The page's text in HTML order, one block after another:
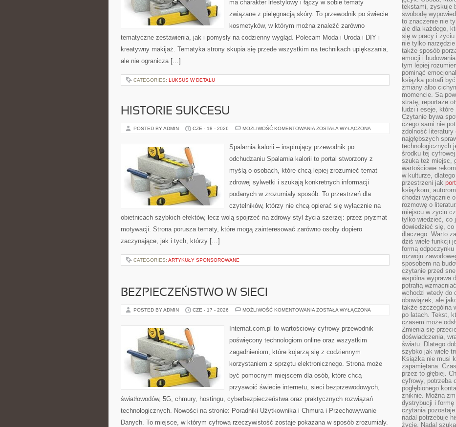
ma charakter lifestylowy i łączy w sobie tematy
związane z pielęgnacją skóry. To przewodnik po świecie
kosmetyków, w którym można znaleźć zarówno
tematyczne zestawienia, jak i pomysły na codzienny wygląd. Polecam Moda i Uroda i DIY i
kreatywny makijaż. Tematyka strony skupia się przede wszystkim na technikach upiększania,
ale nie ogranicza […]
CATEGORIES: LUKSUS W DETALU
HISTORIE SUKCESU
POSTED BY ADMIN CZE - 18 - 2026 MOŻLIWOŚĆ KOMENTOWANIA HISTORIE
ZOSTAŁA WYŁĄCZONA
Spalarnia kalorii – inspirujący przewodnik po
odchudzaniu Spalarnia kalorii to portal stworzony z
myślą o osobach, które chcą lepiej zrozumieć temat
zdrowej sylwetki i szukają konkretnych informacji
podanych w zrozumiały sposób. To przestrzeń dla
czytelników, którzy nie chcą opierać się wyłącznie na
obietnicach szybkich efektów, lecz wolą spojrzeć na zdrowy styl życia szerzej: przez pryzmat
motywacji. Strona porusza tematy, które mogą zainteresować zarówno osoby dopiero
zaczynające, jak i tych, którzy […]
CATEGORIES: ARTYKUŁY SPONSOROWANE
BEZPIECZEŃSTWO W SIECI
POSTED BY ADMIN CZE - 17 - 2026 MOŻLIWOŚĆ KOMENTOWANIA BEZPIECZEŃSTWO
ZOSTAŁA WYŁĄCZONA
Internat.com.pl to wartościowy cyfrowy przewodnik
poświęcony technologiom online oraz wszystkim
zagadnieniom, które kojarzą się z codziennym
korzystaniem z sprzętu elektronicznego. Strona może
być pomocnym miejscem dla osób, które chcą
przyswoić świecie internetu, sieci bezprzewodowych,
światłowodów, 5G, chmury, hostingu, cyberbezpieczeństwa oraz praktycznych rozwiązań
technologicznych. Nowości na stronie: Poradniki Użytkownika i Chmura i Przechowywanie
Danych. To miejsce, w którym cyfrowa rzeczywistość zostaje pokazana w sposób zrozumiały.
tekstami, zyskuje
swobodę
to znaczenie nie
ale dla każdego,
się w pracy i
nie tylko
także sposób
emocji i
tym lepiej
pominąć
książka potrafi
zmiany albo
momencie. Są
stratę, reportaże
ludzi i eseje,
Czytanie bywa
czego sami nie
zdolność literatury
najgłębszych
technologicznych
środku tej
szuka też miejsc,
wartościowe
w kulturze,
przestrzeni jak
książkom,
chodzi wyłącznie
rozmowę o
miejscu w życiu
tylko wiedzieć, co
dowiedzieć się, co
dlaczego. Warto
dziś wiele funkcji
formą
rozwoju
sposobem na
czytanie przed
wspólna wyprawa
potrafią
wchodzi wtedy do
obowiązek, ale
także szczególna
po latach. Tekst,
czasem może
Zmienia się
doświadczenia,
światu. Dlatego
szybko jak wiele
Książka nie musi
zapamiętana.
przez to głębiej.
cyfrowy, potrzeba
pogłębionego
zniknie. Można
dystrybucji i
czytania pozostaje
nadal potrzebuje
życie. Nadal